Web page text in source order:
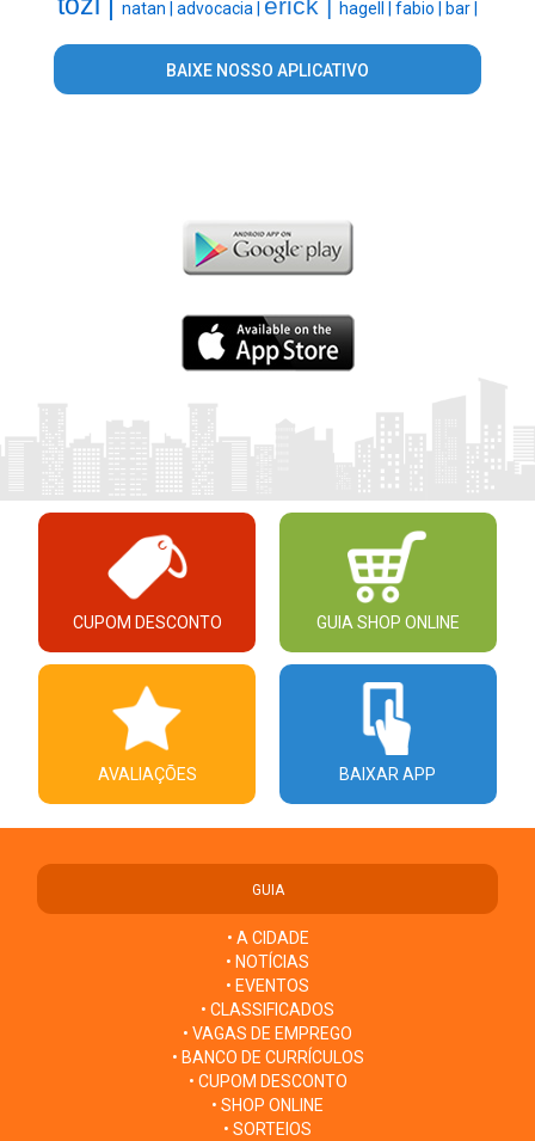
natan | advocacia | hagell | fabio | bar |
BAIXE NOSSO APLICATIVO
CUPOM DESCONTO GUIA SHOP ONLINE
AVALIAÇÕES BAIXAR APP
GUIA
• A CIDADE
• NOTÍCIAS
• EVENTOS
• CLASSIFICADOS
• VAGAS DE EMPREGO
• BANCO DE CURRÍCULOS
• CUPOM DESCONTO
• SHOP ONLINE
• SORTEIOS